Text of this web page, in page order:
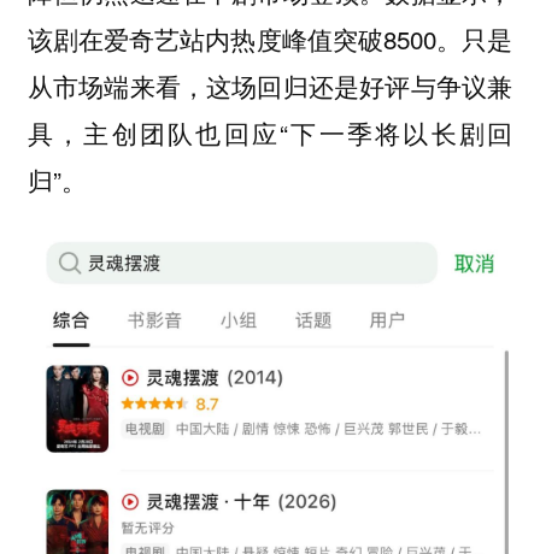
该剧在爱奇艺站内热度峰值突破8500。只是
从市场端来看，这场回归还是好评与争议兼
具，主创团队也回应“下一季将以长剧回
归”。